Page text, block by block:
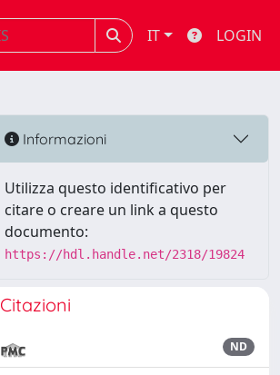
IT LOGIN
Informazioni
Utilizza questo identificativo per
citare o creare un link a questo
documento:
https://hdl.handle.net/2318/19824
Citazioni
ND